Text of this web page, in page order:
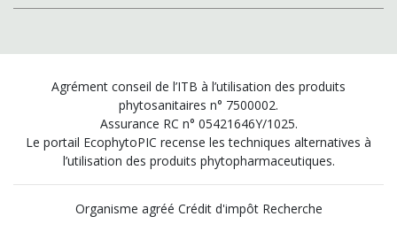
Agrément conseil de l’ITB à l’utilisation des produits
phytosanitaires n° 7500002.
Assurance RC n° 05421646Y/1025.
Le portail EcophytoPIC recense les techniques alternatives à
l’utilisation des produits phytopharmaceutiques.
Organisme agréé Crédit d'impôt Recherche